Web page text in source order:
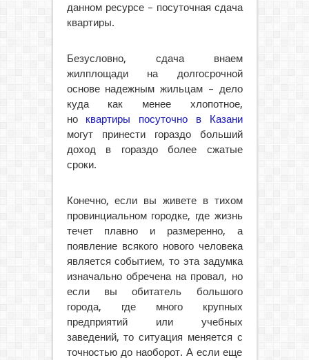
данном ресурсе – посуточная сдача
квартиры.
Безусловно, сдача внаем
жилплощади на долгосрочной
основе надежным жильцам – дело
куда как менее хлопотное,
но квартиры посуточно в Казани
могут принести гораздо больший
доход в гораздо более сжатые
сроки.
Конечно, если вы живете в тихом
провинциальном городке, где жизнь
течет плавно и размеренно, а
появление всякого нового человека
является событием, то эта задумка
изначально обречена на провал, но
если вы обитатель большого
города, где много крупных
предприятий или учебных
заведений, то ситуация меняется с
точностью до наоборот. А если еще